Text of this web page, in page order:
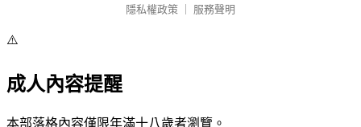
隱私權政策
服務聲明
⚠️
成人內容提醒
本部落格內容僅限年滿十八歲者瀏覽。